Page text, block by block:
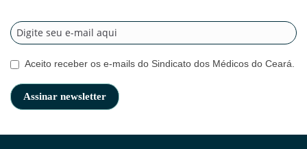
Aceito receber os e-mails do Sindicato dos Médicos do Ceará.